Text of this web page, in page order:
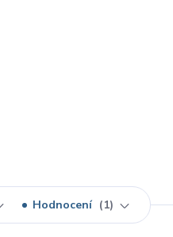
Hodnocení 1